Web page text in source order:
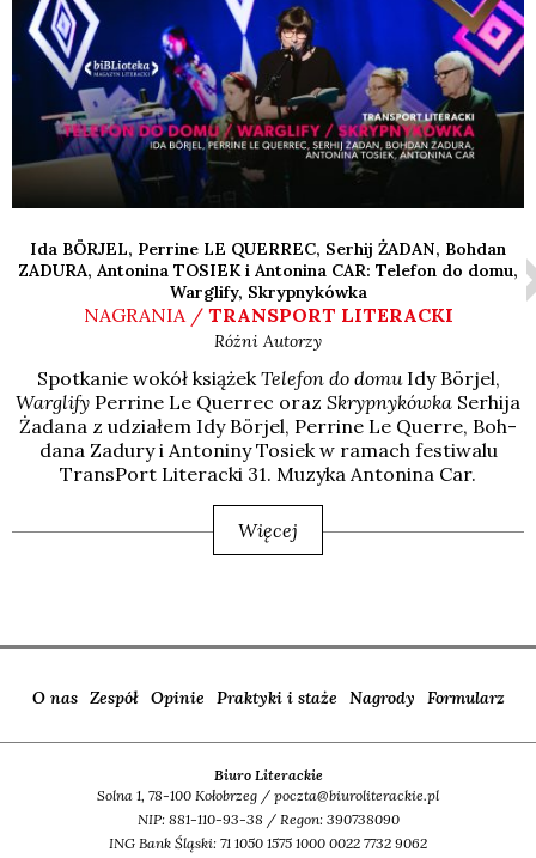
Ida BÖRJEL, Perrine LE QUERREC, Serhij ŻADAN, Bohdan
ZADURA, Antonina TOSIEK i Antonina CAR: Telefon do domu,
Warglify, Skrypnykówka
NAGRANIA / TRANSPORT LITERACKI
Różni Autorzy
Spo­tka­nie wokół ksią­żek Tele­fon do domuIdy Bör­jel,
War­gli­fy Per­ri­ne Le Quer­rec oraz Skryp­ny­ków­ka Ser­hi­ja
Żada­na z udzia­łem Idy Bör­jel, Per­ri­ne Le Quer­re, Boh­
da­na Zadu­ry i Anto­ni­ny Tosiek w ramach festi­wa­lu
Trans­Port Lite­rac­ki 31. Muzy­ka Anto­ni­na Car.
Więcej
O nas Zespół Opinie Praktyki i staże Nagrody Formularz
Biuro Literackie
Solna 1, 78-100 Kołobrzeg / poczta@biuroliterackie.pl
NIP: 881-110-93-38 / Regon: 390738090
ING Bank Śląski: 71 1050 1575 1000 0022 7732 9062